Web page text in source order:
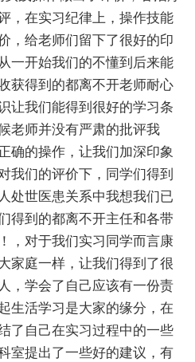
，在实习纪律上，操作技能
，给老师们留下了很好的印
一开始我们的不懂到后来能
获得到的都离不开老师耐心
让我们能得到很好的学习条
老师并没有严肃的批评我
确的操作，让我们加深印象
我们的评价下，同学们得到
处世医患关系中我想我们已
得到的都离不开主任和各带
，对于我们实习同学而言康
家庭一样，让我们得到了很
，学会了自己应该有一份责
生活学习是大家的缘分，在
了自己在实习过程中的一些
室提出了一些好的建议，有